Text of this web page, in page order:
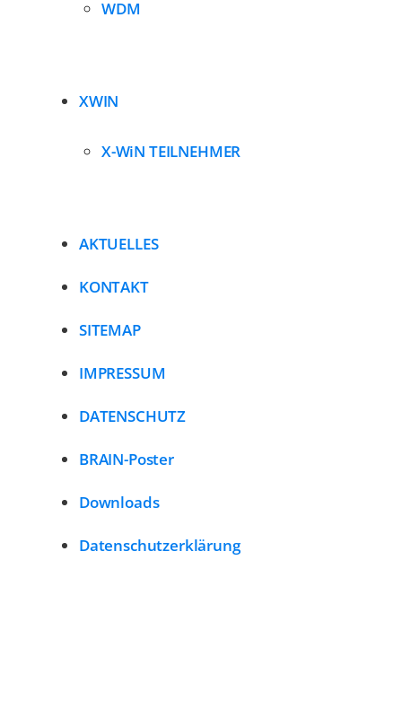
WDM
XWIN
X-WiN TEILNEHMER
AKTUELLES
KONTAKT
SITEMAP
IMPRESSUM
DATENSCHUTZ
BRAIN-Poster
Downloads
Datenschutzerklärung